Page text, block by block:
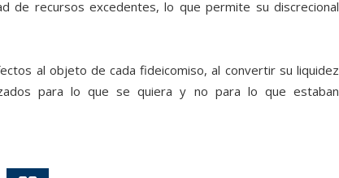
de recursos excedentes, lo que permite su discrecional
al objeto de cada fideicomiso, al convertir su liquidez
para lo que se quiera y no para lo que estaban